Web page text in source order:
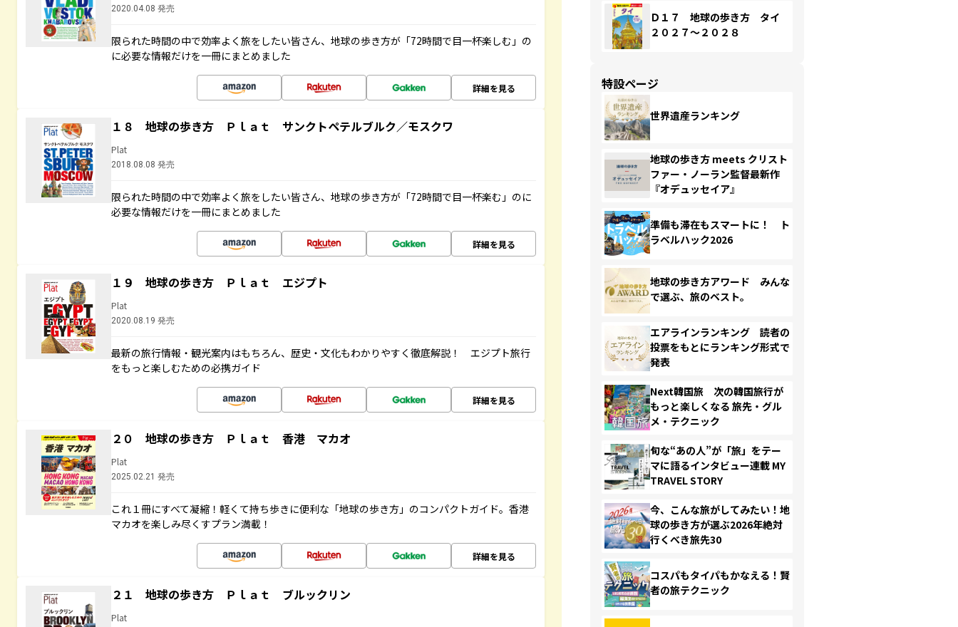
2020.04.08 発売
限られた時間の中で効率よく旅をしたい皆さん、地球の歩き方が「72時間で目一杯楽しむ」の
に必要な情報だけを一冊にまとめました
詳細を見る
１８ 地球の歩き方 Ｐｌａｔ サンクトペテルブルク／モスクワ
Plat
2018.08.08 発売
限られた時間の中で効率よく旅をしたい皆さん、地球の歩き方が「72時間で目一杯楽む」のに
必要な情報だけを一冊にまとめました
詳細を見る
１９ 地球の歩き方 Ｐｌａｔ エジプト
Plat
2020.08.19 発売
最新の旅行情報・観光案内はもちろん、歴史・文化もわかりやすく徹底解説！ エジプト旅行
をもっと楽しむための必携ガイド
詳細を見る
２０ 地球の歩き方 Ｐｌａｔ 香港 マカオ
Plat
2025.02.21 発売
これ１冊にすべて凝縮！軽くて持ち歩きに便利な「地球の歩き方」のコンパクトガイド。香港
マカオを楽しみ尽くすプラン満載！
詳細を見る
２１ 地球の歩き方 Ｐｌａｔ ブルックリン
Plat
Ｄ１７ 地球の歩き方 タイ
２０２７～２０２８
特設ページ
世界遺産ランキング
地球の歩き方 meets クリスト
ファー・ノーラン監督最新作
『オデュッセイア』
準備も滞在もスマートに！ ト
ラベルハック2026
地球の歩き方アワード みんな
で選ぶ、旅のベスト。
エアラインランキング 読者の
投票をもとにランキング形式で
発表
Next韓国旅 次の韓国旅行が
もっと楽しくなる 旅先・グル
メ・テクニック
旬な“あの人”が「旅」をテー
マに語るインタビュー連載 MY
TRAVEL STORY
今、こんな旅がしてみたい！地
球の歩き方が選ぶ2026年絶対
行くべき旅先30
コスパもタイパもかなえる！賢
者の旅テクニック